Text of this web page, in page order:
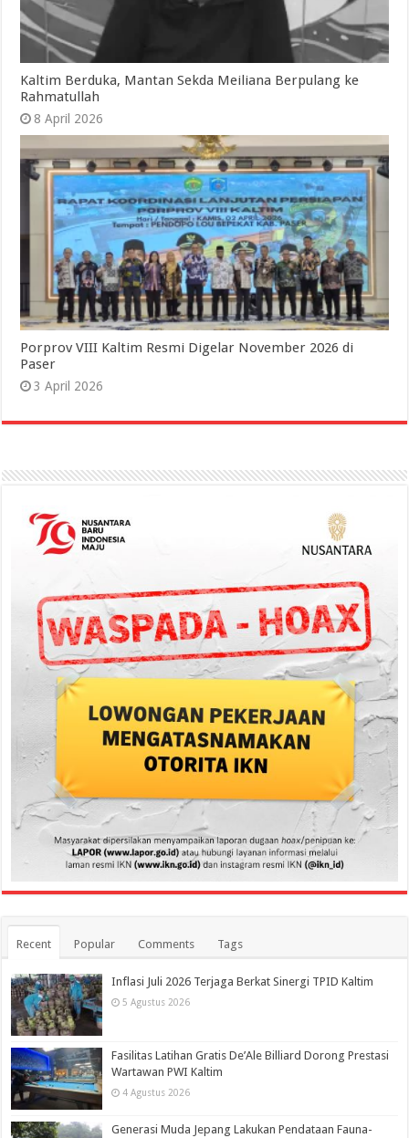
Kaltim Berduka, Mantan Sekda Meiliana Berpulang ke
Rahmatullah
8 April 2026
Porprov VIII Kaltim Resmi Digelar November 2026 di
Paser
3 April 2026
Recent Popular Comments Tags
Inflasi Juli 2026 Terjaga Berkat Sinergi TPID Kaltim
5 Agustus 2026
Fasilitas Latihan Gratis De’Ale Billiard Dorong Prestasi
Wartawan PWI Kaltim
4 Agustus 2026
Generasi Muda Jepang Lakukan Pendataan Fauna-